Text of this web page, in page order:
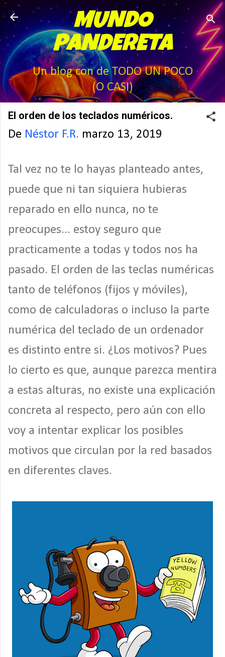
Ir al contenido principal
MUNDO
PANDERETA
Un blog con de TODO UN POCO
(O CASI)
El orden de los teclados numéricos.
De Néstor F.R. marzo 13, 2019
Tal vez no te lo hayas planteado antes,
puede que ni tan siquiera hubieras
reparado en ello nunca, no te
preocupes... estoy seguro que
practicamente a todas y todos nos ha
pasado. El orden de las teclas numéricas
tanto de teléfonos (fijos y móviles),
como de calculadoras o incluso la parte
numérica del teclado de un ordenador
es distinto entre si. ¿Los motivos? Pues
lo cierto es que, aunque parezca mentira
a estas alturas, no existe una explicación
concreta al respecto, pero aún con ello
voy a intentar explicar los posibles
motivos que circulan por la red basados
en diferentes claves.